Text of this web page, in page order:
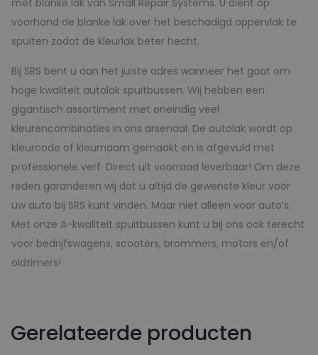
met blanke lak van Small Repair Systems. U dient op
voorhand de blanke lak over het beschadigd oppervlak te
spuiten zodat de kleurlak beter hecht.
Bij SRS bent u aan het juiste adres wanneer het gaat om
hoge kwaliteit autolak spuitbussen. Wij hebben een
gigantisch assortiment met oneindig veel
kleurencombinaties in ons arsenaal. De autolak wordt op
kleurcode of kleurnaam gemaakt en is afgevuld met
professionele verf. Direct uit voorraad leverbaar! Om deze
reden garanderen wij dat u altijd de gewenste kleur voor
uw auto bij SRS kunt vinden. Maar niet alleen voor auto’s..
Met onze A-kwaliteit spuitbussen kunt u bij ons ook terecht
voor bedrijfswagens, scooters, brommers, motors en/of
oldtimers!
Gerelateerde producten